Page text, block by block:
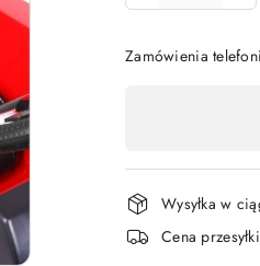
Zamówienia
płatność
i
dostawa
Wysyłka w
Cena